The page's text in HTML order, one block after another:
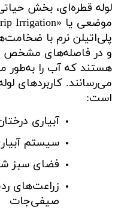
لوله قطره‌ای، بخش
موضعی یا Irrigation»
پلی‌اتیلن نرم با
و در فاصله‌های مشخص
هستند که آب را به‌طور
می‌رسانند. کاربردهای
است:
آبیاری
سیستم
فضای سبز
زراعت‌های
صیفی‌جات